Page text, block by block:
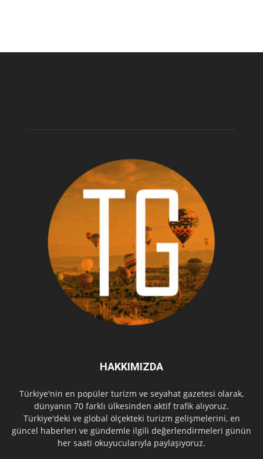
HAKKIMIZDA
Türkiye'nin en popüler turizm ve seyahat gazetesi olarak,
dünyanın 70 farklı ülkesinden aktif trafik alıyoruz.
Türkiye'deki ve global ölçekteki turizm gelişmelerini, en
güncel haberleri ve gündemle ilgili değerlendirmeleri günün
her saati okuyucularıyla paylaşıyoruz.